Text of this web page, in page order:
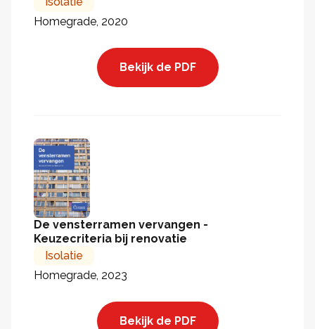
Homegrade, 2020
Bekijk de PDF
De vensterramen vervangen -
Keuzecriteria bij renovatie
Isolatie
Homegrade, 2023
Bekijk de PDF